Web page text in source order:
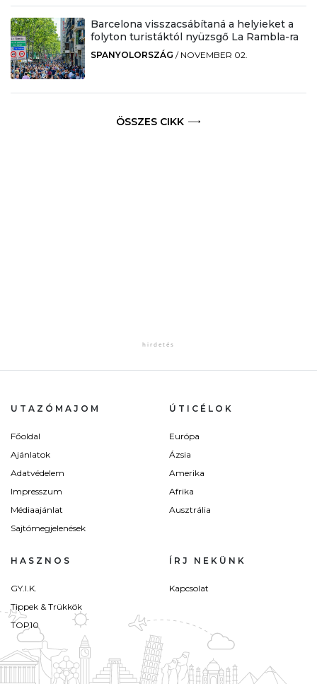
Barcelona visszacsábítaná a helyieket a
folyton turistáktól nyüzsgő La Rambla-ra
SPANYOLORSZÁG / NOVEMBER 02.
ÖSSZES CIKK
UTAZÓMAJOM
Főoldal
Ajánlatok
Adatvédelem
Impresszum
Médiaajánlat
Sajtómegjelenések
ÚTICÉLOK
Európa
Ázsia
Amerika
Afrika
Ausztrália
HASZNOS
GY.I.K.
Tippek & Trükkök
TOP10
ÍRJ NEKÜNK
Kapcsolat